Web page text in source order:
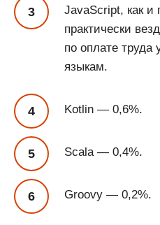
JavaScript, как и
практически
по оплате труда
языкам.
Kotlin — 0,6%.
Scala — 0,4%.
Groovy — 0,2%.